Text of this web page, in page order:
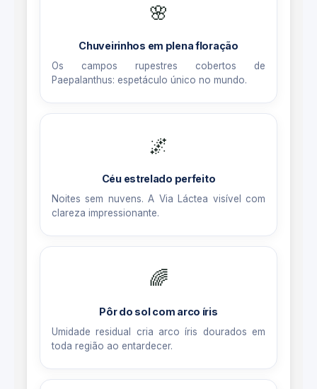
🌸
Chuveirinhos em plena floração
Os campos rupestres cobertos de
Paepalanthus: espetáculo único no mundo.
🌌
Céu estrelado perfeito
Noites sem nuvens. A Via Láctea visível com
clareza impressionante.
🌈
Pôr do sol com arco íris
Umidade residual cria arco íris dourados em
toda região ao entardecer.